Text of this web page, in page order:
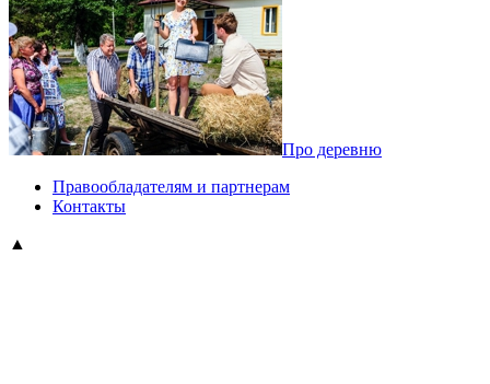
Про деревню
Правообладателям и партнерам
Контакты
▲